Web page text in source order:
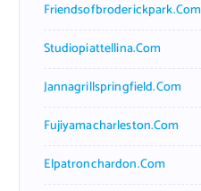
Friendsofbroderickpark.com
Studiopiattellina.com
Jannagrillspringfield.com
Fujiyamacharleston.com
Elpatronchardon.com